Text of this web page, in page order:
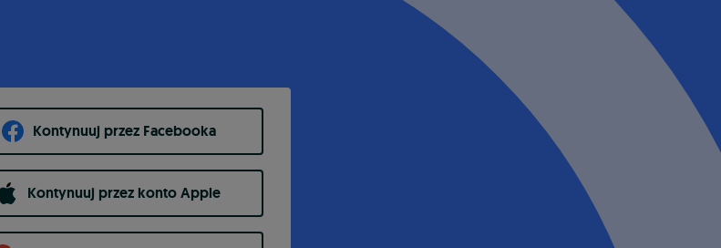
Kontynuuj przez Facebooka
Kontynuuj przez konto Apple